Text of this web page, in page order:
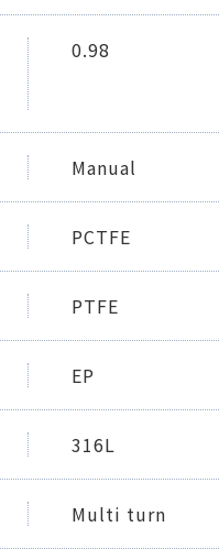
0.98
Manual
PCTFE
PTFE
EP
316L
Multi turn